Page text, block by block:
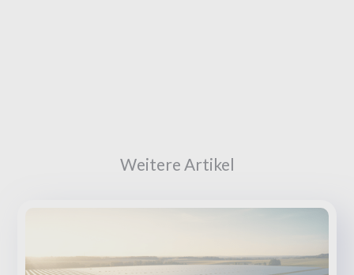
Weitere Artikel